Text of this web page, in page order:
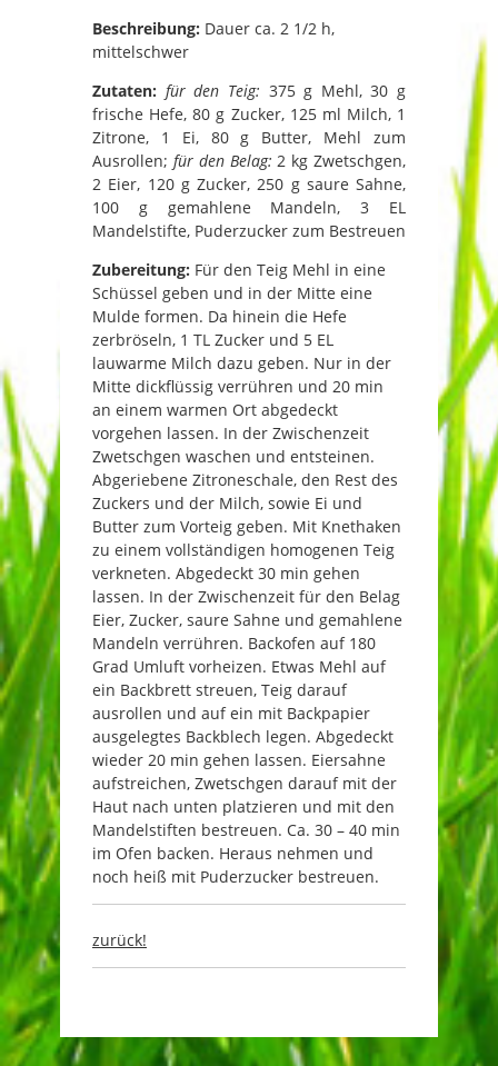
Beschreibung: Dauer ca. 2 1/2 h,
mittelschwer
Zutaten: für den Teig: 375 g Mehl, 30 g
frische Hefe, 80 g Zucker, 125 ml Milch, 1
Zitrone, 1 Ei, 80 g Butter, Mehl zum
Ausrollen; für den Belag: 2 kg Zwetschgen,
2 Eier, 120 g Zucker, 250 g saure Sahne,
100 g gemahlene Mandeln, 3 EL
Mandelstifte, Puderzucker zum Bestreuen
Zubereitung: Für den Teig Mehl in eine
Schüssel geben und in der Mitte eine
Mulde formen. Da hinein die Hefe
zerbröseln, 1 TL Zucker und 5 EL
lauwarme Milch dazu geben. Nur in der
Mitte dickflüssig verrühren und 20 min
an einem warmen Ort abgedeckt
vorgehen lassen. In der Zwischenzeit
Zwetschgen waschen und entsteinen.
Abgeriebene Zitroneschale, den Rest des
Zuckers und der Milch, sowie Ei und
Butter zum Vorteig geben. Mit Knethaken
zu einem vollständigen homogenen Teig
verkneten. Abgedeckt 30 min gehen
lassen. In der Zwischenzeit für den Belag
Eier, Zucker, saure Sahne und gemahlene
Mandeln verrühren. Backofen auf 180
Grad Umluft vorheizen. Etwas Mehl auf
ein Backbrett streuen, Teig darauf
ausrollen und auf ein mit Backpapier
ausgelegtes Backblech legen. Abgedeckt
wieder 20 min gehen lassen. Eiersahne
aufstreichen, Zwetschgen darauf mit der
Haut nach unten platzieren und mit den
Mandelstiften bestreuen. Ca. 30 – 40 min
im Ofen backen. Heraus nehmen und
noch heiß mit Puderzucker bestreuen.
zurück!